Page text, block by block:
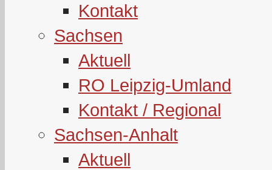
Kontakt
Sachsen
Aktuell
RO Leipzig-Umland
Kontakt / Regional
Sachsen-Anhalt
Aktuell